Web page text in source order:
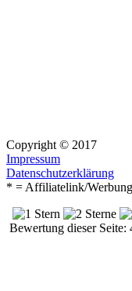
Copyright © 2017
Impressum
Datenschutzerklärung
* = Affiliatelink/Werbung
Bewertung dieser